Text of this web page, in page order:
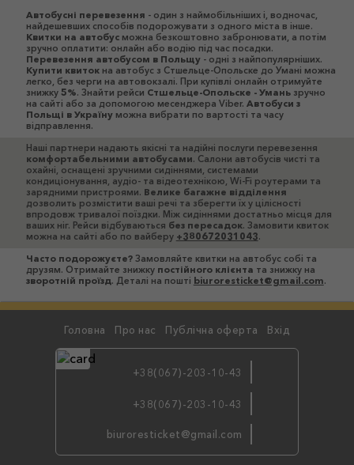
по viber
Автобусні перевезення - один з наймобільніших і, водночас,
найдешевших способів подорожувати з одного міста в інше.
Квитки на автобусможна безкоштовно забронювати, а потім
зручно оплатити: онлайн або водію під час посадки.
Перевезення автобусом в Польщу- одні з найпопулярніших.
Купити квитокна автобус з Стшельце-Опольске до Умані можна
легко, без черги на автовокзалі. При купівлі онлайн отримуйте
знижку 5%. Знайти рейси Стшельце-Опольске - Уманьзручно
на сайті або за допомогою месенджера Viber. Автобуси з
Польщі в Українуможна вибрати по вартості та часу
відправлення.
Наші партнери надають якісні та надійні послуги перевезення
комфортабельними автобусами. Салони автобусів чисті та
охайні, оснащені зручними сидіннями, системами
кондиціонування, аудіо- та відеотехнікою, Wi-Fi роутерами та
зарядними пристроями. Велике багажне відділення
дозволить розмістити ваші речі та зберегти їх у цілісності
впродовж тривалої поїздки. Між сидіннями достатньо місця для
ваших ніг. Рейси відбуваються без пересадок. Замовити квиток
можна на сайті або по вайберу +380672031043.
Часто подорожуєте?Замовляйте квитки на автобус собі та
друзям. Отримайте знижку постійного клієнта та знижку на
зворотній проїзд. Деталі на пошті biuroresticket@gmail.com.
Головна Про нас Публічна оферта Вхід
+38(067)-203-10-43
+38(067)-203-10-43
biuroresticket@gmail.com